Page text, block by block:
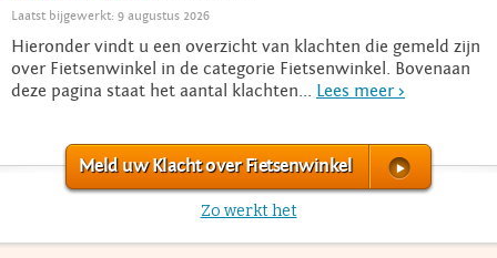
Laatst bijgewerkt: 9 augustus 2026
Hieronder vindt u een overzicht van klachten die gemeld zijn
over Fietsenwinkel in de categorie Fietsenwinkel. Bovenaan
deze pagina staat het aantal klachten... Lees meer >
Meld uw Klacht over Fietsenwinkel
Zo werkt het